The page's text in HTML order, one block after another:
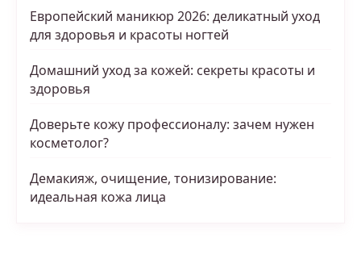
Европейский маникюр 2026: деликатный уход
для здоровья и красоты ногтей
Домашний уход за кожей: секреты красоты и
здоровья
Доверьте кожу профессионалу: зачем нужен
косметолог?
Демакияж, очищение, тонизирование:
идеальная кожа лица